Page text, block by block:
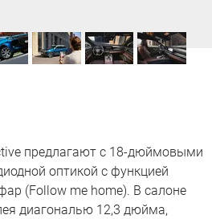
предлагают с 18-дюймовыми
оптикой с функцией
(Follow me home). В салоне
диагональю 12,3 дюйма,